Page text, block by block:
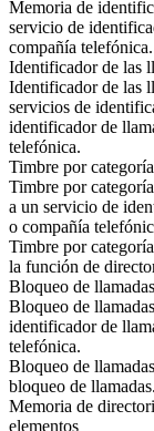
Memoria de
servicio de
compañía telefónica.
Identificador de las
Identificador de las
servicios de
identificador de
telefónica.
Timbre por
Timbre por
a un servicio de
o compañía
Timbre por
la función de
Bloqueo de
Bloqueo de
identificador de
telefónica.
Bloqueo de
bloqueo de llamadas.
Memoria de
elementos